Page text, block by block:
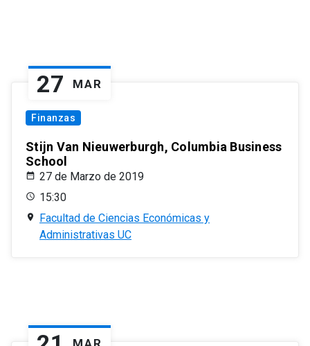
27 MAR
Finanzas
Stijn Van Nieuwerburgh, Columbia Business
School
27 de Marzo de 2019
15:30
Facultad de Ciencias Económicas y
Administrativas UC